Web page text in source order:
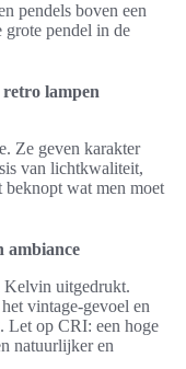
pendels boven een
pendel in de
retro lampen
Ze geven karakter
van lichtkwaliteit,
beknopt wat men moet
ambiance
Kelvin uitgedrukt.
vintage-gevoel en
Let op CRI: een hoge
natuurlijker en